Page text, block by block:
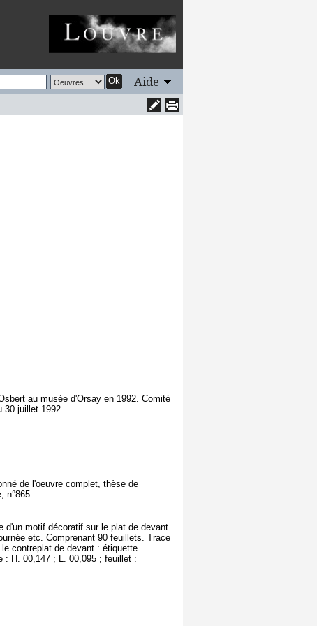
Ok Aide
au musée d'Orsay en 1992. Comité
30 juillet 1992
de l'oeuvre complet, thèse de
n°865
d'un motif décoratif sur le plat de devant.
etc. Comprenant 90 feuillets. Trace
contreplat de devant : étiquette
: H. 00,147 ; L. 00,095 ; feuillet :